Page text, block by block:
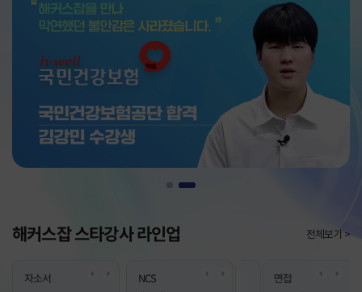
2
해커스잡 스타강사 라인업 전체보기 >
Previous
자소서 자소서
Next Previous
Next
면접 면접 Next